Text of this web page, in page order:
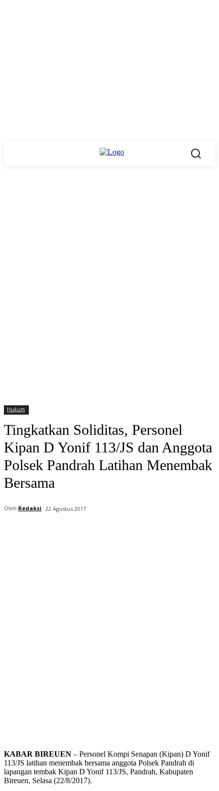
Hukum
Tingkatkan Soliditas, Personel
Kipan D Yonif 113/JS dan Anggota
Polsek Pandrah Latihan Menembak
Bersama
Oleh Redaksi 22 Agustus 2017
KABAR BIREUEN – Personel Kompi Senapan (Kipan) D Yonif
113/JS latihan menembak bersama anggota Polsek Pandrah di
lapangan tembak Kipan D Yonif 113/JS, Pandrah, Kabupaten
Bireuen, Selasa (22/8/2017).